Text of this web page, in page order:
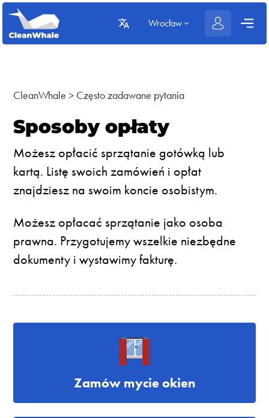
Wrocław
CleanWhale > Często zadawane pytania
Sposoby opłaty
Możesz opłacić sprzątanie gotówką lub
kartą. Listę swoich zamówień i opłat
znajdziesz na swoim koncie osobistym.
Możesz opłacać sprzątanie jako osoba
prawna. Przygotujemy wszelkie niezbędne
dokumenty i wystawimy fakturę.
Zamów mycie okien